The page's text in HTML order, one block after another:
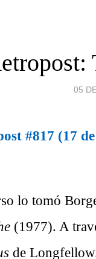
05
#817 (17
lo tomó
(1977). A
de